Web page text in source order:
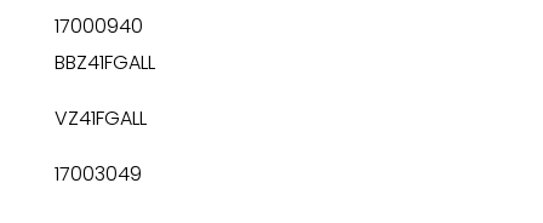
17000940
BBZ41FGALL
VZ41FGALL
17003049